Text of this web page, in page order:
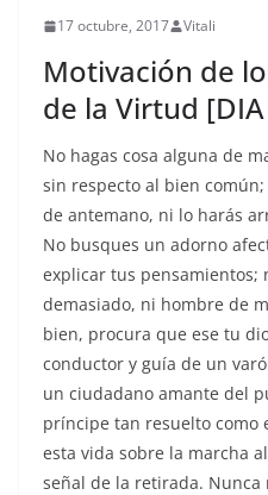
17 octubre, 2017 Vitali
Motivación de
de la Virtud
No hagas cosa alguna de
sin respecto al bien
de antemano, ni lo harás
No busques un adorno
explicar tus pensamientos;
demasiado, ni hombre de
bien, procura que ese tu
conductor y guía de un
un ciudadano amante del
príncipe tan resuelto como
esta vida sobre la marcha
señal de la retirada.